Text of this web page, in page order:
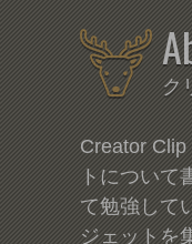
ク
Creator
トについ
て勉強して
ジェットを